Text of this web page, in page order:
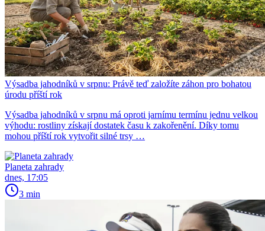
Výsadba jahodníků v srpnu: Právě teď založíte záhon pro bohatou
úrodu příští rok
Výsadba jahodníků v srpnu má oproti jarnímu termínu jednu velkou
výhodu: rostliny získají dostatek času k zakořenění. Díky tomu
mohou příští rok vytvořit silné trsy …
Planeta zahrady
dnes, 17:05
3 min